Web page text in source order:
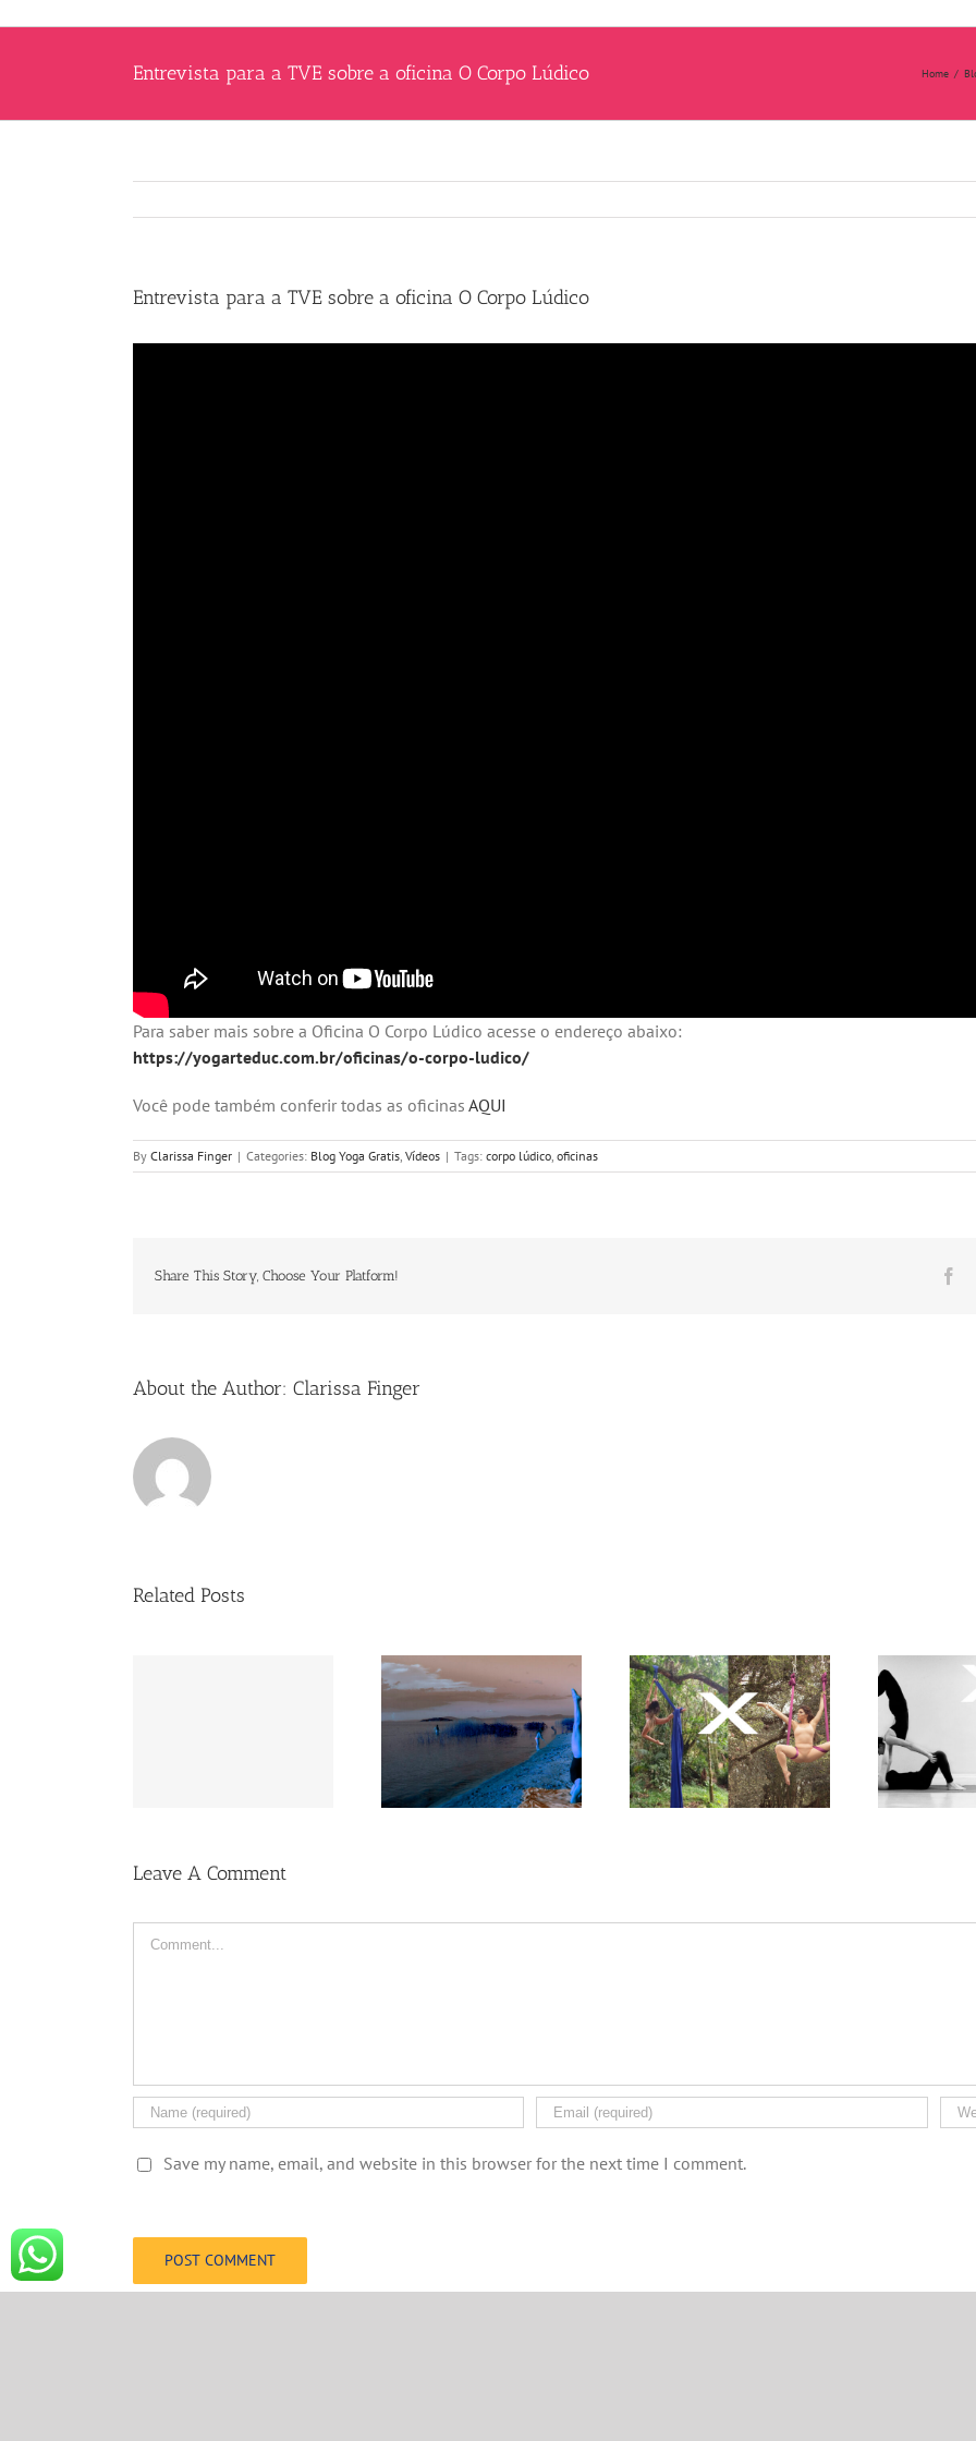
Entrevista para a TVE sobre a oficina O Corpo Lúdico Home /
Entrevista para a TVE sobre a oficina O Corpo Lúdico
Para saber mais sobre a Oficina O Corpo Lúdico acesse o endereço abaixo:
https://yogarteduc.com.br/oficinas/o-corpo-ludico/
Você pode também conferir todas as oficinas AQUI
By Clarissa Finger | Categories: Blog Yoga Gratis, Vídeos | Tags: corpo lúdico, oficinas
Share This Story, Choose Your Platform!
About the Author: Clarissa Finger
Related Posts
Leave A Comment
Comment
Save my name, email, and website in this browser for the next time I comment.